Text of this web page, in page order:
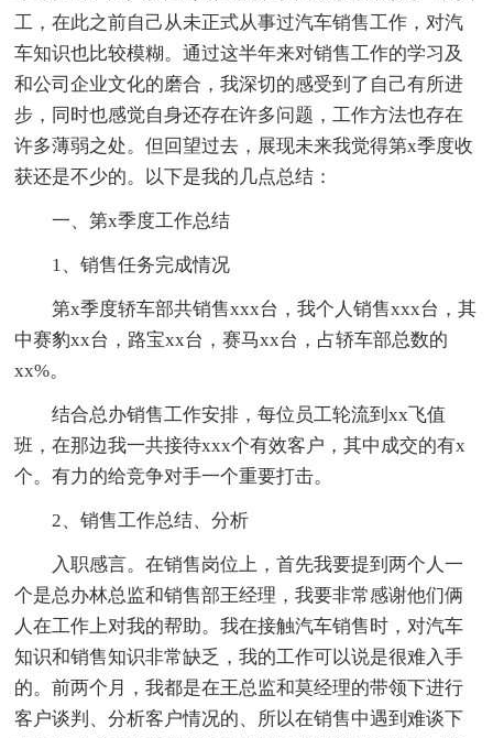
工，在此之前自己从未正式从事过汽车销售工作，对汽
车知识也比较模糊。通过这半年来对销售工作的学习及
和公司企业文化的磨合，我深切的感受到了自己有所进
步，同时也感觉自身还存在许多问题，工作方法也存在
许多薄弱之处。但回望过去，展现未来我觉得第x季度收
获还是不少的。以下是我的几点总结：
一、第x季度工作总结
1、销售任务完成情况
第x季度轿车部共销售xxx台，我个人销售xxx台，其
中赛豹xx台，路宝xx台，赛马xx台，占轿车部总数的
xx%。
结合总办销售工作安排，每位员工轮流到xx飞值
班，在那边我一共接待xxx个有效客户，其中成交的有x
个。有力的给竞争对手一个重要打击。
2、销售工作总结、分析
入职感言。在销售岗位上，首先我要提到两个人一
个是总办林总监和销售部王经理，我要非常感谢他们俩
人在工作上对我的帮助。我在接触汽车销售时，对汽车
知识和销售知识非常缺乏，我的工作可以说是很难入手
的。前两个月，我都是在王总监和莫经理的带领下进行
客户谈判、分析客户情况的、所以在销售中遇到难谈下